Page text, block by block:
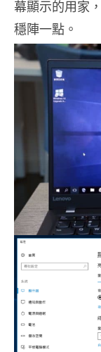
幕顯示的用家
穩陣一點。